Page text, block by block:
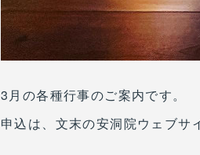
3月の各種行事のご案内です。
申込は、文末の安洞院ウェブサ